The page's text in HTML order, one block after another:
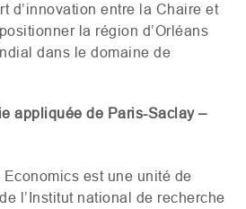
d’innovation entre la Chaire et
la région d’Orléans
dans le domaine de
appliquée de Paris-Saclay –
est une unité de
l’Institut national de recherche